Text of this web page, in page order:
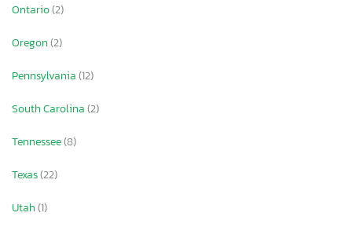
Ontario(2)
Oregon(2)
Pennsylvania(12)
South Carolina(2)
Tennessee(8)
Texas(22)
Utah(1)